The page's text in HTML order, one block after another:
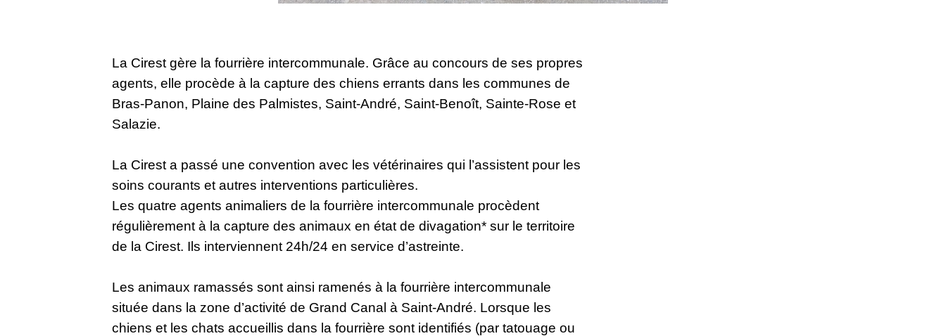
La Cirest gère la fourrière intercommunale. Grâce au concours de ses propres
agents, elle procède à la capture des chiens errants dans les communes de
Bras-Panon, Plaine des Palmistes, Saint-André, Saint-Benoît, Sainte-Rose et
Salazie.
La Cirest a passé une convention avec les vétérinaires qui l’assistent pour les
soins courants et autres interventions particulières.
Les quatre agents animaliers de la fourrière intercommunale procèdent
régulièrement à la capture des animaux en état de divagation* sur le territoire
de la Cirest. Ils interviennent 24h/24 en service d’astreinte.
Les animaux ramassés sont ainsi ramenés à la fourrière intercommunale
située dans la zone d’activité de Grand Canal à Saint-André. Lorsque les
chiens et les chats accueillis dans la fourrière sont identifiés (par tatouage ou